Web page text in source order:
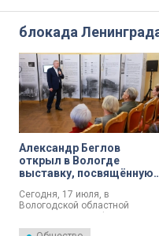
блокада
Александр Беглов
открыл в Вологде
выставку, посвящённую
Сегодня, 17 июля, в
Вологодской областной
имени В.А.Гаврилина